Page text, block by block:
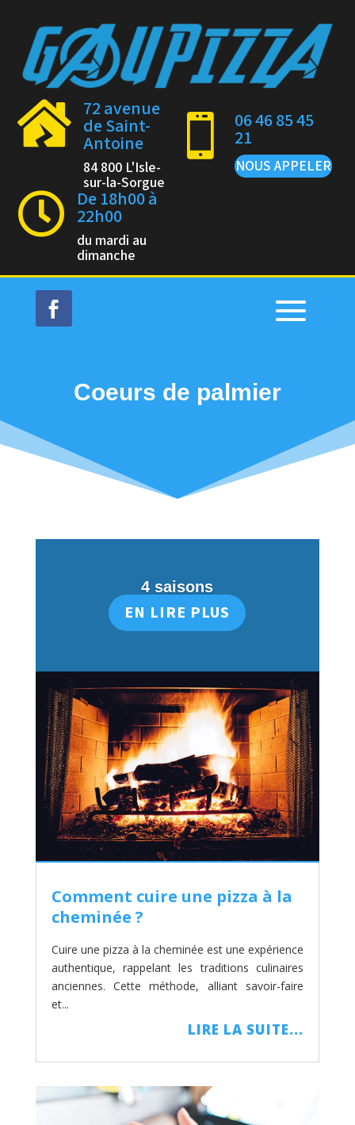
 72 avenue
de Saint-
Antoine
84 800 L'Isle-
sur-la-Sorgue
 06 46 85 45
21
NOUS APPELER
 De 18h00 à
22h00
du mardi au
dimanche
Coeurs de palmier
4 saisons
EN LIRE PLUS
Comment cuire une pizza à la
cheminée ?
Cuire une pizza à la cheminée est une expérience
authentique, rappelant les traditions culinaires
anciennes. Cette méthode, alliant savoir-faire
et...
LIRE LA SUITE...